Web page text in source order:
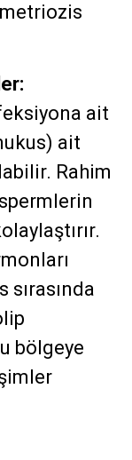
ait
ait
Rahim
bölgeye